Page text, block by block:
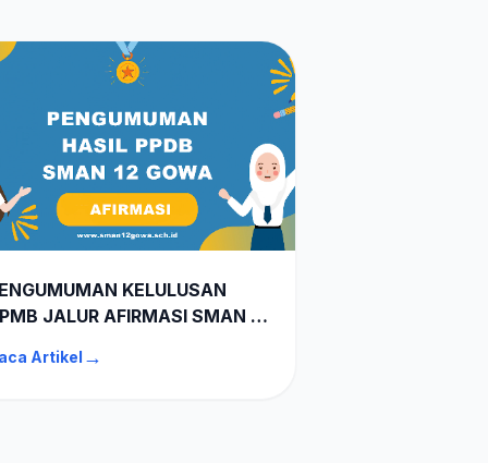
KELULUSAN
JALUR AFIRMASI SMAN 12
Artikel →